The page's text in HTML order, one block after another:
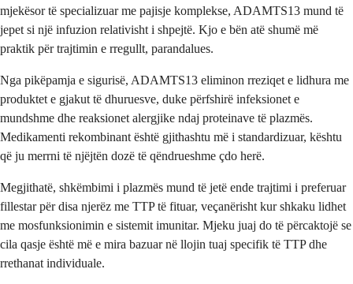
mjekësor të specializuar me pajisje komplekse, ADAMTS13 mund të
jepet si një infuzion relativisht i shpejtë. Kjo e bën atë shumë më
praktik për trajtimin e rregullt, parandalues.
Nga pikëpamja e sigurisë, ADAMTS13 eliminon rreziqet e lidhura me
produktet e gjakut të dhuruesve, duke përfshirë infeksionet e
mundshme dhe reaksionet alergjike ndaj proteinave të plazmës.
Medikamenti rekombinant është gjithashtu më i standardizuar, kështu
që ju merrni të njëjtën dozë të qëndrueshme çdo herë.
Megjithatë, shkëmbimi i plazmës mund të jetë ende trajtimi i preferuar
fillestar për disa njerëz me TTP të fituar, veçanërisht kur shkaku lidhet
me mosfunksionimin e sistemit imunitar. Mjeku juaj do të përcaktojë se
cila qasje është më e mira bazuar në llojin tuaj specifik të TTP dhe
rrethanat individuale.